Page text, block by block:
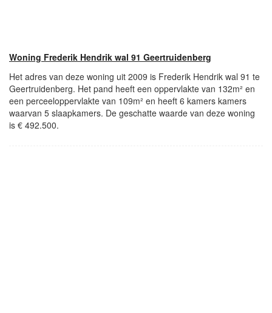
Woning Frederik Hendrik wal 91 Geertruidenberg
Het adres van deze woning uit 2009 is Frederik Hendrik wal 91 te
Geertruidenberg. Het pand heeft een oppervlakte van 132m² en
een perceeloppervlakte van 109m² en heeft 6 kamers kamers
waarvan 5 slaapkamers. De geschatte waarde van deze woning
is € 492.500.